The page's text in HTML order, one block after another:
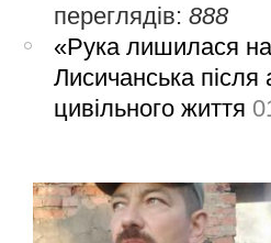
переглядів:888
«Рука лишилася на
Лисичанська після
цивільного життя